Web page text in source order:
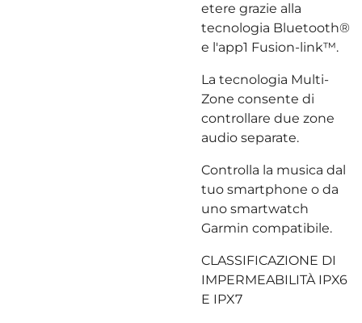
etere grazie alla
tecnologia Bluetooth®
e l'app1 Fusion-link™.
La tecnologia Multi-
Zone consente di
controllare due zone
audio separate.
Controlla la musica dal
tuo smartphone o da
uno smartwatch
Garmin compatibile.
CLASSIFICAZIONE DI
IMPERMEABILITÀ IPX6
E IPX7